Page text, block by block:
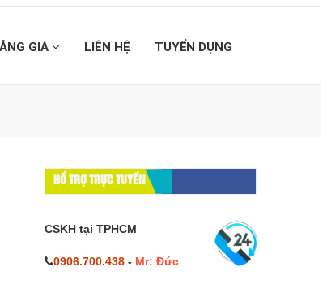
GIÁ LIÊN HỆ TUYỂN DỤNG
HỔ TRỢ TRỰC TUYẾN
CSKH tại TPHCM
0906.700.438- Mr: Đức